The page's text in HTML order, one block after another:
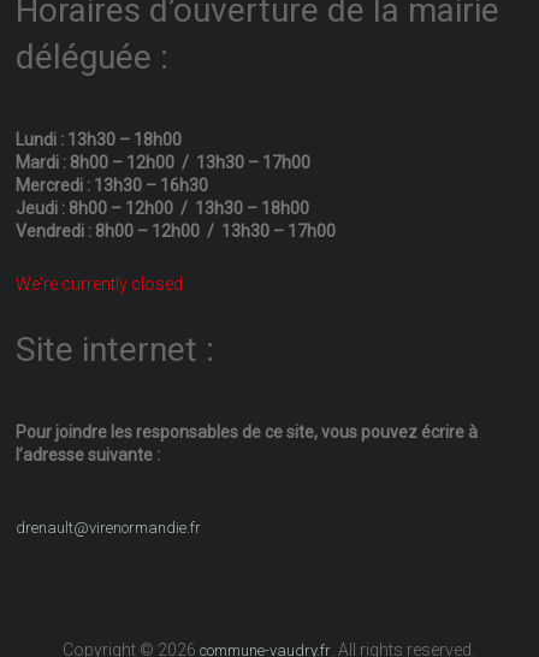
Horaires d’ouverture de la mairie
déléguée :
Lundi : 13h30 – 18h00
Mardi : 8h00 – 12h00 / 13h30 – 17h00
Mercredi : 13h30 – 16h30
Jeudi : 8h00 – 12h00 / 13h30 – 18h00
Vendredi : 8h00 – 12h00 / 13h30 – 17h00
We're currently closed.
Site internet :
Pour joindre les responsables de ce site, vous pouvez écrire à
l’adresse suivante :
drenault@virenormandie.fr
Copyright © 2026commune-vaudry.fr . All rights reserved.